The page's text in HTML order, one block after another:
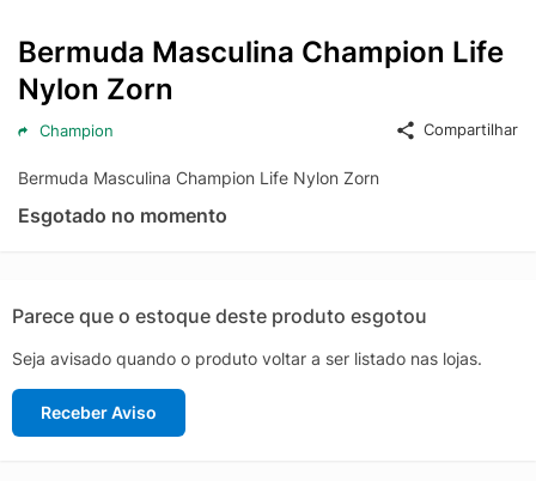
Bermuda Masculina Champion Life
Nylon Zorn
Champion Compartilhar
Bermuda Masculina Champion Life Nylon Zorn
Esgotado no momento
Parece que o estoque deste produto esgotou
Seja avisado quando o produto voltar a ser listado nas lojas.
Receber Aviso